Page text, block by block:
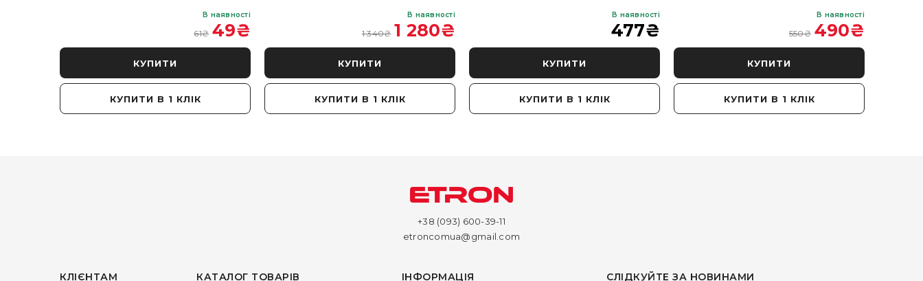
В наявності
61₴ 49₴
КУПИТИ
КУПИТИ В 1 КЛІК
В наявності
1 340₴ 1 280₴
КУПИТИ
КУПИТИ В 1 КЛІК
В наявності
477₴
КУПИТИ
КУПИТИ В 1 КЛІК
В наявності
550₴ 490₴
КУПИТИ
КУПИТИ В 1 КЛІК
+38 (093) 600-39-11
etroncomua@gmail.com
КЛІЄНТАМ КАТАЛОГ ТОВАРІВ ІНФОРМАЦІЯ СЛІДКУЙТЕ ЗА НОВИНАМИ